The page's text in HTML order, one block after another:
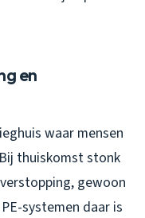
en
waar mensen
thuiskomst stonk
gewoon
systemen daar is